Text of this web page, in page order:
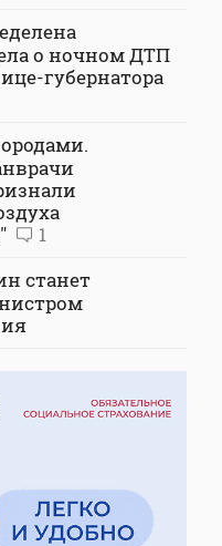
о ночном ДТП
губернатора
1
станет